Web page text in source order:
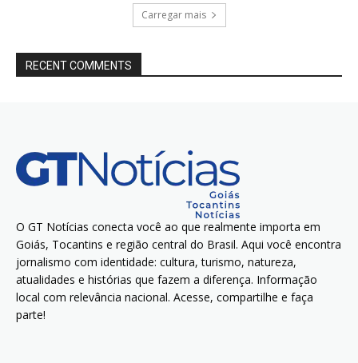
Carregar mais
RECENT COMMENTS
O GT Notícias conecta você ao que realmente importa em
Goiás, Tocantins e região central do Brasil. Aqui você encontra
jornalismo com identidade: cultura, turismo, natureza,
atualidades e histórias que fazem a diferença. Informação
local com relevância nacional. Acesse, compartilhe e faça
parte!